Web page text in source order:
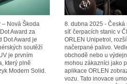
– Nová Škoda
Award za
Dot Award je
soutěží
je prvním
který plně
Modern Solid.
8. dubna 2025 -
síť čerpacích stanic v
ORLEN Unipetrol,
načerpané palivo.
obchodě nebo u
mohou zákazníci jako
aplikace ORLEN
vozu. Tato inovace